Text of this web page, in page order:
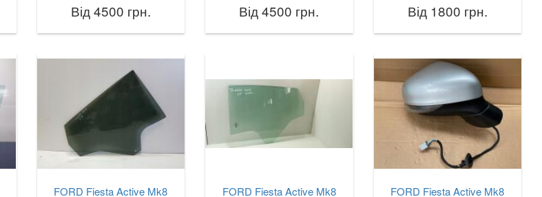
Від 4500 грн. Від 4500 грн. Від 1800 грн.
FORD Fiesta Active Mk8 FORD Fiesta Active Mk8 FORD Fiesta Active Mk8